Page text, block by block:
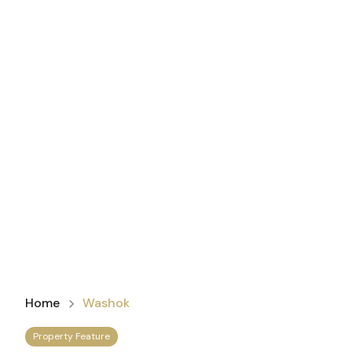
Home Washok
Property Feature